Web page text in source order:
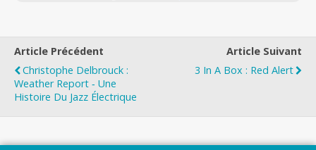
Article Précédent
Christophe Delbrouck :
Weather Report ‐ Une
Histoire Du Jazz Électrique
Article Suivant
3 In A Box : Red Alert